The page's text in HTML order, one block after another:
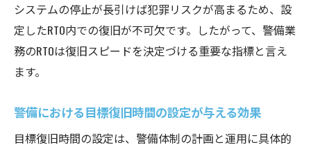
システムの停止が長引けば犯罪リスクが高まるため、設
定したRTO内での復旧が不可欠です。したがって、警備業
務のRTOは復旧スピードを決定づける重要な指標と言え
ます。
警備における目標復旧時間の設定が与える効果
目標復旧時間の設定は、警備体制の計画と運用に具体的